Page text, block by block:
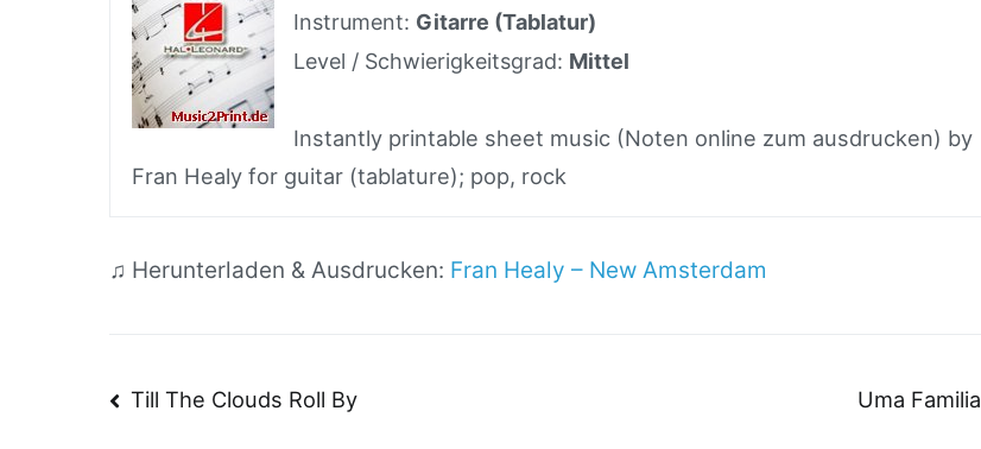
Instrument: Gitarre (Tablatur)
Level / Schwierigkeitsgrad: Mittel
Instantly printable sheet music (Noten online zum ausdrucken) by
Fran Healy for guitar (tablature); pop, rock
♫ Herunterladen & Ausdrucken: Fran Healy – New Amsterdam
Beitragsnavigation
Till The Clouds Roll By Uma Familia